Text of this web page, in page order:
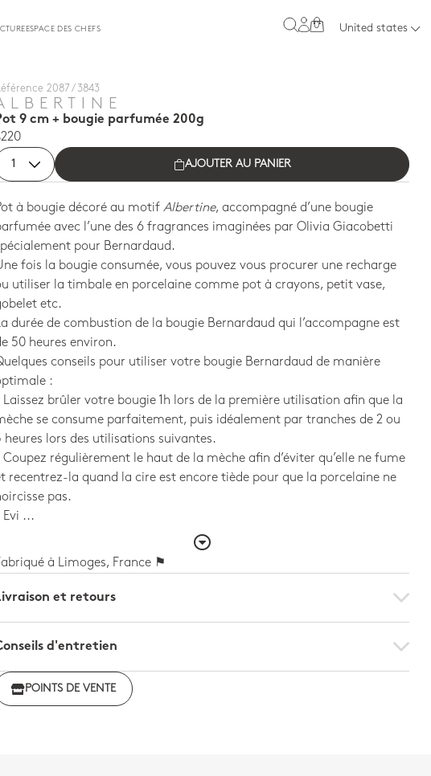
ESPACE DES CHEFS 0 United states
2087 / 3843
9 cm + bougie parfumée 200g
AJOUTER AU PANIER
à bougie décoré au motifAlbertine, accompagné d’une bougie
avec l’une des 6 fragrances imaginées par Olivia Giacobetti
pour Bernardaud.
fois la bougie consumée, vous pouvez vous procurer une recharge
utiliser la timbale en porcelaine comme pot à crayons, petit vase,
etc.
durée de combustion de la bougie Bernardaud qui l’accompagne est
50 heures environ.
conseils pour utiliser votre bougie Bernardaud de manière
:
Laissez brûler votre bougie 1h lors de la première utilisation afin que la
se consume parfaitement, puis idéalement par tranches de 2 ou
heures lors des utilisations suivantes.
Coupez régulièrement le haut de la mèche afin d’éviter qu’elle ne fume
recentrez-la quand la cire est encore tiède pour que la porcelaine ne
pas.
Evi ...
à Limoges, France ⚑
et retours
d'entretien
POINTS DE VENTE